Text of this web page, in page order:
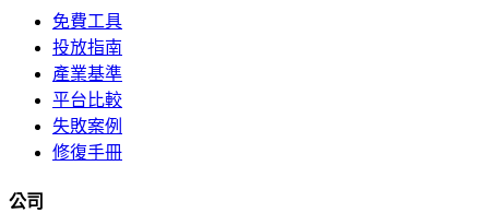
免費工具
投放指南
產業基準
平台比較
失敗案例
修復手冊
公司